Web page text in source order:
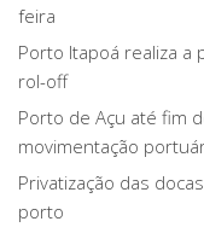
feira
Porto Itapoá realiza a
rol-off
Porto de Açu até fim
movimentação
Privatização das
porto